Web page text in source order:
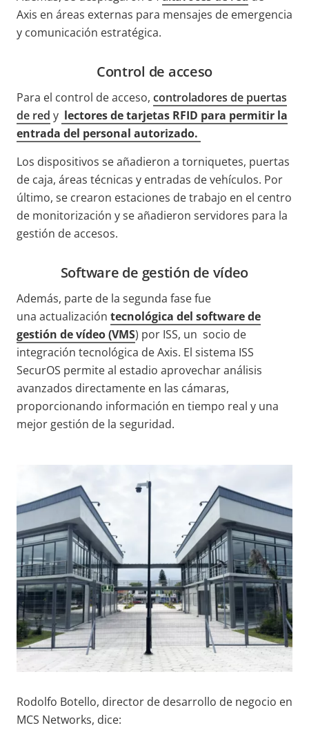
Axis en áreas externas para mensajes de emergencia
y comunicación estratégica.
Control de acceso
Para el control de acceso, controladores de puertas
de red y lectores de tarjetas RFID para permitir la
entrada del personal autorizado.
Los dispositivos se añadieron a torniquetes, puertas
de caja, áreas técnicas y entradas de vehículos. Por
último, se crearon estaciones de trabajo en el centro
de monitorización y se añadieron servidores para la
gestión de accesos.
Software de gestión de vídeo
Además, parte de la segunda fase fue
una actualización tecnológica del software de
gestión de vídeo (VMS) por ISS, un socio de
integración tecnológica de Axis. El sistema ISS
SecurOS permite al estadio aprovechar análisis
avanzados directamente en las cámaras,
proporcionando información en tiempo real y una
mejor gestión de la seguridad.
Rodolfo Botello, director de desarrollo de negocio en
MCS Networks, dice: